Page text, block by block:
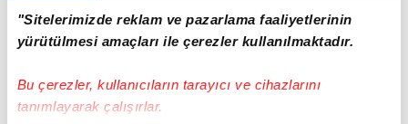
"Sitelerimizde reklam ve pazarlama faaliyetlerinin
yürütülmesi amaçları ile çerezler kullanılmaktadır.
Bu çerezler, kullanıcıların tarayıcı ve cihazlarını
tanımlayarak çalışırlar.
%0